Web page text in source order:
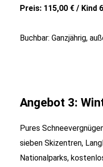
Preis: 115,00 € / Kind
Buchbar: Ganzjährig,
Angebot 3:
Pures
sieben Skizentren,
Nationalparks,